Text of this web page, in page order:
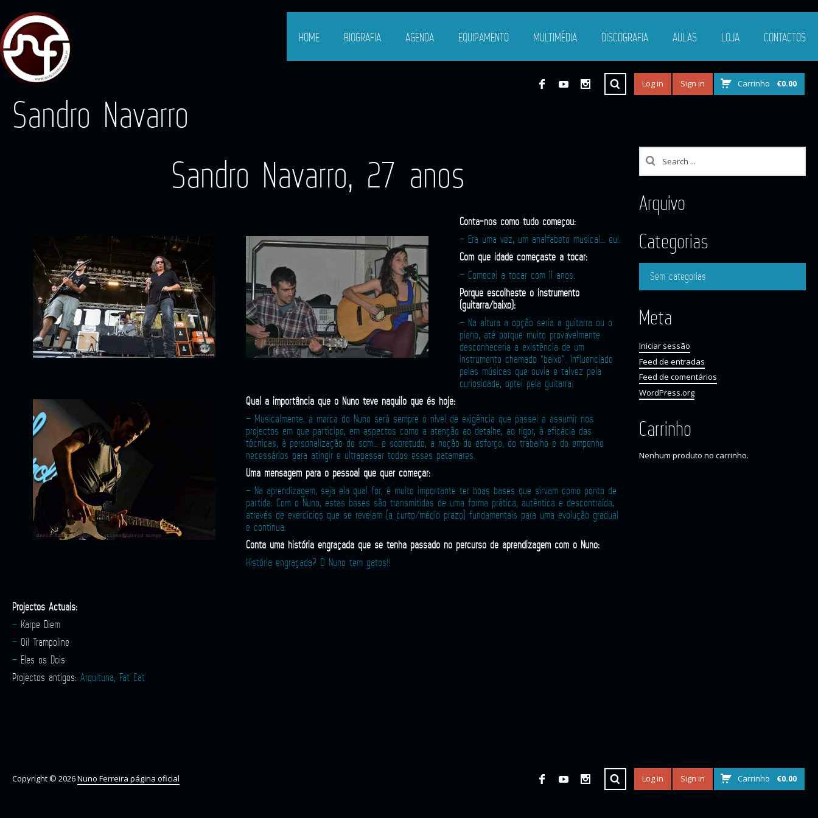
HOME BIOGRAFIA AGENDA EQUIPAMENTO MULTIMÉDIA DISCOGRAFIA AULAS LOJA CONTACTOS
Log in Sign in Carrinho €0.00
Sandro Navarro
Sandro Navarro, 27 anos
Conta-nos como tudo começou:
– Era uma vez, um analfabeto musical… eu!.
Com que idade começaste a tocar:
– Comecei a tocar com 11 anos.
Porque escolheste o instrumento
(guitarra/baixo):
– Na altura a opção seria a guitarra ou o
piano, até porque muito provavelmente
desconheceria a existência de um
instrumento chamado “baixo”. Influenciado
pelas músicas que ouvia e talvez pela
curiosidade, optei pela guitarra.
Qual a importância que o Nuno teve naquilo que és hoje:
– Musicalmente, a marca do Nuno será sempre o nível de exigência que passei a assumir nos
projectos em que participo, em aspectos como a atenção ao detalhe, ao rigor, à eficácia das
técnicas, à personalização do som… e sobretudo, a noção do esforço, do trabalho e do empenho
necessários para atingir e ultrapassar todos esses patamares.
Uma mensagem para o pessoal que quer começar:
– Na aprendizagem, seja ela qual for, é muito importante ter boas bases que sirvam como ponto de
partida. Com o Nuno, estas bases são transmitidas de uma forma prática, autêntica e descontraída,
através de exercícios que se revelam (a curto/médio prazo) fundamentais para uma evolução gradual
e contínua.
Conta uma história engraçada que se tenha passado no percurso de aprendizagem com o Nuno:
História engraçada? O Nuno tem gatos!!
Projectos Actuais:
– Karpe Diem
– Oil Trampoline
– Eles os Dois
Projectos antigos: Arquituna, Fat Cat
Arquivo
Categorias
Sem categorias
Meta
Iniciar sessão
Feed de entradas
Feed de comentários
WordPress.org
Carrinho
Nenhum produto no carrinho.
Copyright © 2026Nuno Ferreira página oficial Log in Sign in Carrinho €0.00